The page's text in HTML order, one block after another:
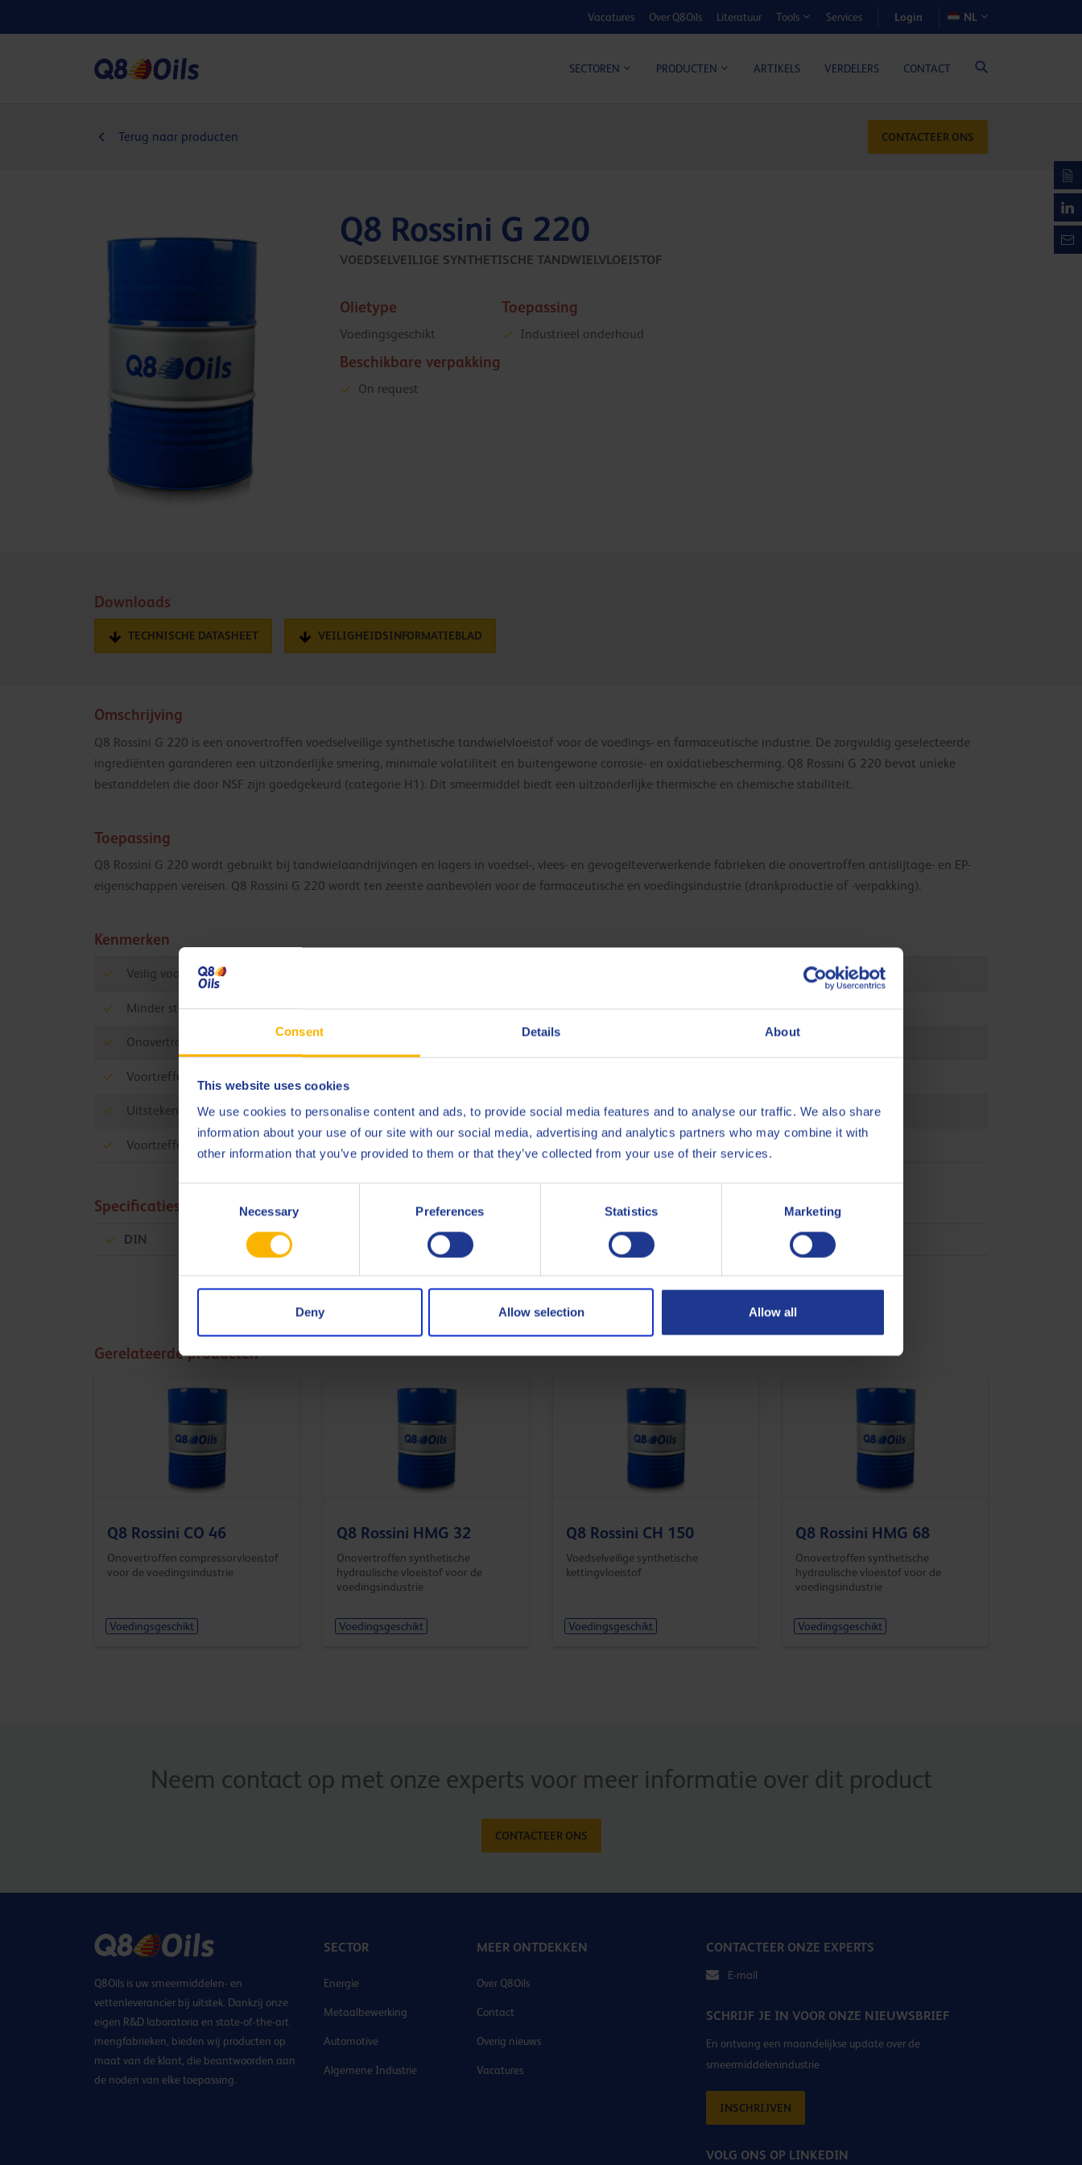
Consent Details About
This website uses cookies
We use cookies to personalise content and ads, to provide social media features and to analyse our traffic. We also share
information about your use of our site with our social media, advertising and analytics partners who may combine it with
other information that you’ve provided to them or that they’ve collected from your use of their services.
Selection
Necessary Preferences Statistics Marketing
Deny Allow selection Allow all
Vacatures Over Q8Oils Literatuur Tools Services Login NL
SECTOREN PRODUCTEN ARTIKELS VERDELERS CONTACT
Terug naar producten CONTACTEER ONS
Q8 Rossini G 220
VOEDSELVEILIGE SYNTHETISCHE TANDWIELVLOEISTOF
Olietype
Voedingsgeschikt
Beschikbare verpakking
On request
Toepassing
Industrieel onderhoud
Downloads
TECHNISCHE DATASHEET VEILIGHEIDSINFORMATIEBLAD
Omschrijving
Q8 Rossini G 220 is een onovertroffen voedselveilige synthetische tandwielvloeistof voor de voedings- en farmaceutische industrie. De zorgvuldig geselecteerde
ingrediënten garanderen een uitzonderlijke smering, minimale volatiliteit en buitengewone corrosie- en oxidatiebescherming. Q8 Rossini G 220 bevat unieke
bestanddelen die door NSF zijn goedgekeurd (categorie H1). Dit smeermiddel biedt een uitzonderlijke thermische en chemische stabiliteit.
Toepassing
Q8 Rossini G 220 wordt gebruikt bij tandwielaandrijvingen en lagers in voedsel-, vlees- en gevogelteverwerkende fabrieken die onovertroffen antislijtage- en EP-
eigenschappen vereisen. Q8 Rossini G 220 wordt ten zeerste aanbevolen voor de farmaceutische en voedingsindustrie (drankproductie of -verpakking).
Kenmerken
Veilig voor de voedingsindustrie
Minder stilstandtijd en verbeterde onderhoudsefficiëntie
Onovertroffen synthetische olie
Voortreffelijke antislijtage-eigenschappen
Uitstekende mechanische stabiliteit
Voortreffelijk waterafstotend
Specificaties en goedkeuringen
DIN 51517-3 CLP
Less specifications
Gerelateerde producten
Q8 Rossini CO 46
Onovertroffen compressorvloeistof
voor de voedingsindustrie
Voedingsgeschikt
Q8 Rossini HMG 32
Onovertroffen synthetische
hydraulische vloeistof voor de
voedingsindustrie
Voedingsgeschikt
Q8 Rossini CH 150
Voedselveilige synthetische
kettingvloeistof
Voedingsgeschikt
Q8 Rossini HMG 68
Onovertroffen synthetische
hydraulische vloeistof voor de
voedingsindustrie
Voedingsgeschikt
Neem contact op met onze experts voor meer informatie over dit product
CONTACTEER ONS
Q8Oils is uw smeermiddelen- en
vettenleverancier bij uitstek. Dankzij onze
eigen R&D laboratoria en state-of-the-art
mengfabrieken, bieden wij producten op
maat van de klant, die beantwoorden aan
de noden van elke toepassing.
SECTOR
Energie
Metaalbewerking
Automotive
Algemene Industrie
MEER ONTDEKKEN
Over Q8Oils
Contact
Overig nieuws
Vacatures
CONTACTEER ONZE EXPERTS
E-mail
SCHRIJF JE IN VOOR ONZE NIEUWSBRIEF
En ontvang een maandelijkse update over de
smeermiddelenindustrie
INSCHRIJVEN
VOLG ONS OP LINKEDIN